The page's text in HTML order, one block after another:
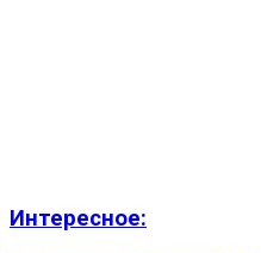
Интересное: